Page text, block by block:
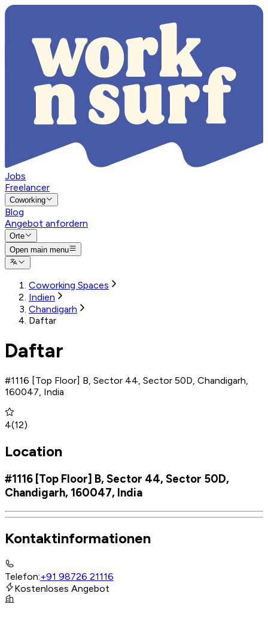
Jobs
Freelancer
Coworking
Blog
Angebot anfordern
Orte
Open main menu
Coworking Spaces
Indien
Chandigarh
Daftar
Daftar
#1116 [Top Floor] B, Sector 44, Sector 50D, Chandigarh,
160047, India
4(12)
Location
#1116 [Top Floor] B, Sector 44, Sector 50D,
Chandigarh, 160047, India
Kontaktinformationen
Telefon:+91 98726 21116
Kostenloses Angebot